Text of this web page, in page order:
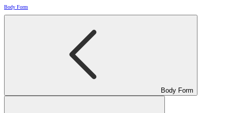
Body Form
Body Form